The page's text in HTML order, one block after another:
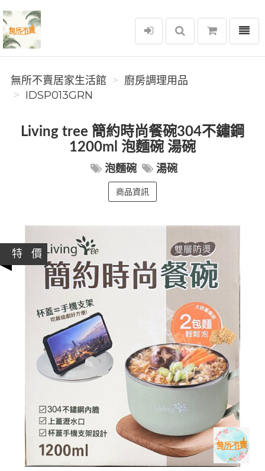
無所不賣居家生活館
選單
無所不賣居家生活館
廚房調理用品
IDSP013GRN
Living tree 簡約時尚餐碗304不鏽鋼
1200ml 泡麵碗 湯碗
泡麵碗 湯碗
商品資訊
特 價